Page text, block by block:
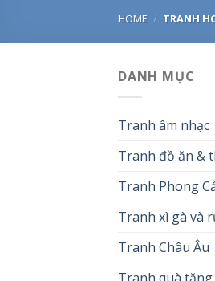
HOME / TRANH
DANH MỤC
Tranh âm nhạc
Tranh đồ ăn &
Tranh Phong
Tranh xì gà và
Tranh Châu Âu
Tranh quà tặng